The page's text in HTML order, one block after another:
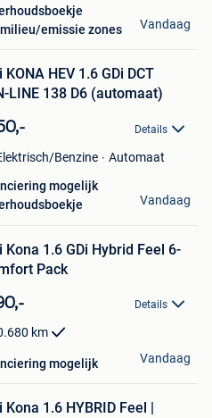
emissie zones
Vandaag
KONA HEV 1.6 GDi DCT
LINE 138 D6 (automaat)
Details
Benzine Automaat
mogelijk
Vandaag
Kona 1.6 GDi Hybrid Feel 6-
Pack
Details
km
mogelijk Vandaag
Kona 1.6 HYBRID Feel |